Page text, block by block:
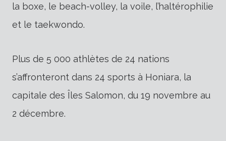
la boxe, le beach-volley, la voile, l’haltérophilie
et le taekwondo.
Plus de 5 000 athlètes de 24 nations
s’affronteront dans 24 sports à Honiara, la
capitale des Îles Salomon, du 19 novembre au
2 décembre.